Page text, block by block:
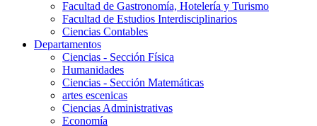
Facultad de Gastronomía, Hotelería y Turismo
Facultad de Estudios Interdisciplinarios
Ciencias Contables
Departamentos
Ciencias - Sección Física
Humanidades
Ciencias - Sección Matemáticas
artes escenicas
Ciencias Administrativas
Economía